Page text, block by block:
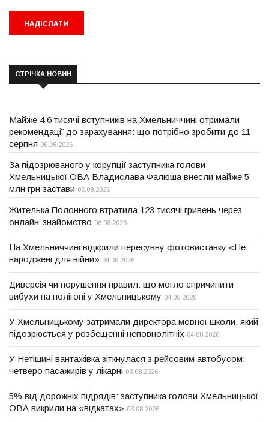
СТРІЧКА НОВИН
Майже 4,6 тисячі вступників на Хмельниччині отримали
рекомендації до зарахування: що потрібно зробити до 11
серпня 06.08.2026
За підозрюваного у корупції заступника голови
Хмельницької ОВА Владислава Фалюша внесли майже 5
млн грн застави 06.08.2026
Жителька Полонного втратила 123 тисячі гривень через
онлайн-знайомство 06.08.2026
На Хмельниччині відкрили пересувну фотовиставку «Не
народжені для війни» 04.08.2026
Диверсія чи порушення правил: що могло спричинити
вибухи на полігоні у Хмельницькому 04.08.2026
У Хмельницькому затримали директора мовної школи, який
підозрюється у розбещенні неповнолітніх 04.08.2026
У Нетішині вантажівка зіткнулася з рейсовим автобусом:
четверо пасажирів у лікарні 03.08.2026
5% від дорожніх підрядів: заступника голови Хмельницької
ОВА викрили на «відкатах» 03.08.2026